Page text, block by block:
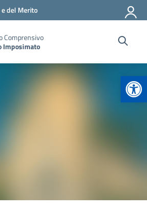
del Merito
Comprensivo
Imposimato